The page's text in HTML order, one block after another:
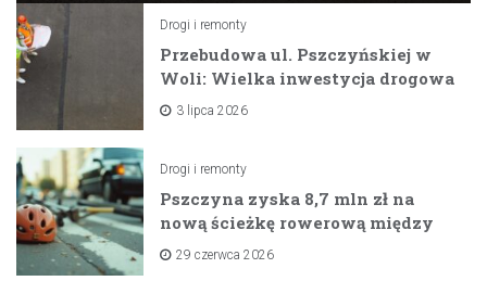
Drogi i remonty
Przebudowa ul. Pszczyńskiej w
Woli: Wielka inwestycja drogowa
na horyzoncie
3 lipca 2026
Drogi i remonty
Pszczyna zyska 8,7 mln zł na
nową ścieżkę rowerową między
zaporami
29 czerwca 2026